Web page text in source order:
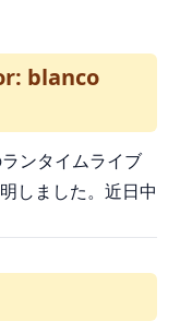
blanco
ンタイムライブ
しました。近日中